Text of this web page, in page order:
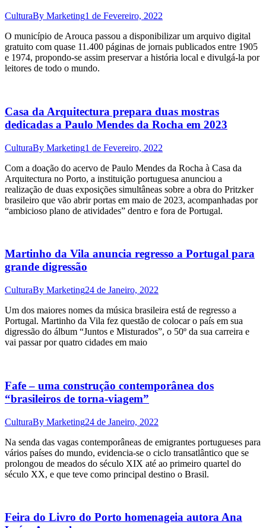
CulturaBy Marketing1 de Fevereiro, 2022
O município de Arouca passou a disponibilizar um arquivo digital
gratuito com quase 11.400 páginas de jornais publicados entre 1905
e 1974, propondo-se assim preservar a história local e divulgá-la por
leitores de todo o mundo.
Casa da Arquitectura prepara duas mostras
dedicadas a Paulo Mendes da Rocha em 2023
CulturaBy Marketing1 de Fevereiro, 2022
Com a doação do acervo de Paulo Mendes da Rocha à Casa da
Arquitectura no Porto, a instituição portuguesa anunciou a
realização de duas exposições simultâneas sobre a obra do Pritzker
brasileiro que vão abrir portas em maio de 2023, acompanhadas por
“ambicioso plano de atividades” dentro e fora de Portugal.
Martinho da Vila anuncia regresso a Portugal para
grande digressão
CulturaBy Marketing24 de Janeiro, 2022
Um dos maiores nomes da música brasileira está de regresso a
Portugal. Martinho da Vila fez questão de colocar o país em sua
digressão do álbum “Juntos e Misturados”, o 50º da sua carreira e
vai passar por quatro cidades em maio
Fafe – uma construção contemporânea dos
“brasileiros de torna-viagem”
CulturaBy Marketing24 de Janeiro, 2022
Na senda das vagas contemporâneas de emigrantes portugueses para
vários países do mundo, evidencia-se o ciclo transatlântico que se
prolongou de meados do século XIX até ao primeiro quartel do
século XX, e que teve como principal destino o Brasil.
Feira do Livro do Porto homenageia autora Ana